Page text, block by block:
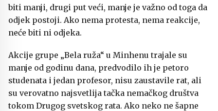
biti manji, drugi put veći, manje je važno od toga da
odjek postoji. Ako nema protesta, nema reakcije,
neće biti ni odjeka.
Akcije grupe „Bela ruža“ u Minhenu trajale su
manje od godinu dana, predvodilo ih je petoro
studenata i jedan profesor, nisu zaustavile rat, ali
su verovatno najsvetlija tačka nemačkog društva
tokom Drugog svetskog rata. Ako neko ne šapne